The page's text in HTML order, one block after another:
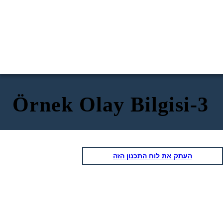
Örnek Olay Bilgisi-3
העתק את לוח התכנון הזה